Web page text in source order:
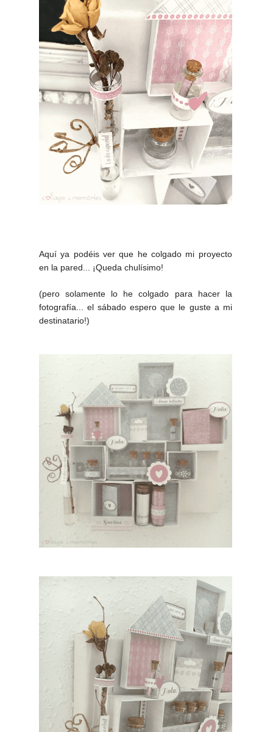
Aquí ya podéis ver que he colgado mi proyecto
en la pared... ¡Queda chulísimo!
(pero solamente lo he colgado para hacer la
fotografía... el sábado espero que le guste a mi
destinatario!)